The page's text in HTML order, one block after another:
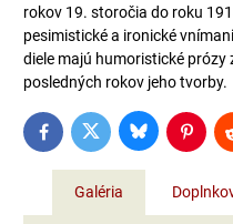
rokov 19. storočia do roku
pesimistické a ironické
diele majú humoristické prózy
posledných rokov jeho tvorby.
FacebookTwitter Bluesky
Galéria